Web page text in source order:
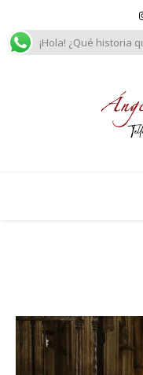
¡Hola! ¿Qué historia